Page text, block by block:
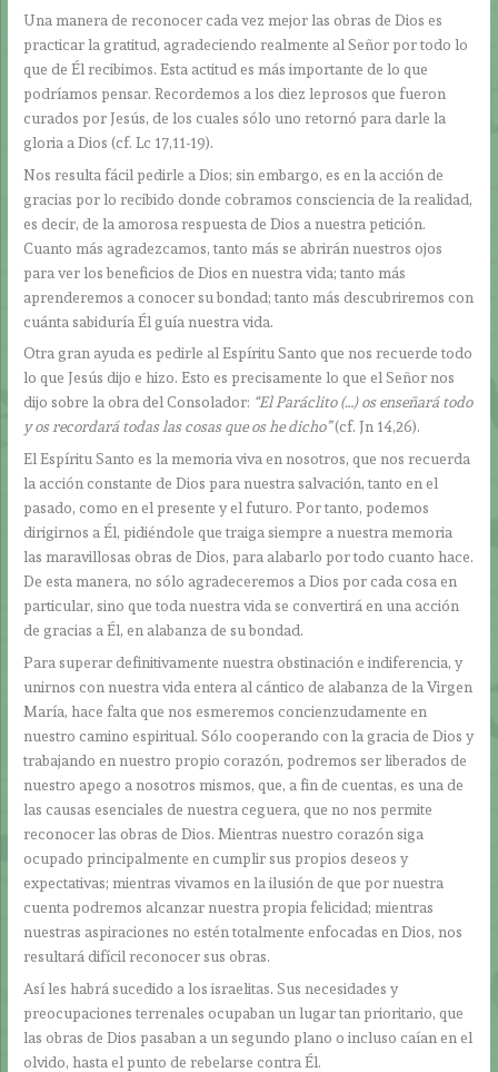
Una manera de reconocer cada vez mejor las obras de Dios es
practicar la gratitud, agradeciendo realmente al Señor por todo lo
que de Él recibimos. Esta actitud es más importante de lo que
podríamos pensar. Recordemos a los diez leprosos que fueron
curados por Jesús, de los cuales sólo uno retornó para darle la
gloria a Dios (cf. Lc 17,11-19).
Nos resulta fácil pedirle a Dios; sin embargo, es en la acción de
gracias por lo recibido donde cobramos consciencia de la realidad,
es decir, de la amorosa respuesta de Dios a nuestra petición.
Cuanto más agradezcamos, tanto más se abrirán nuestros ojos
para ver los beneficios de Dios en nuestra vida; tanto más
aprenderemos a conocer su bondad; tanto más descubriremos con
cuánta sabiduría Él guía nuestra vida.
Otra gran ayuda es pedirle al Espíritu Santo que nos recuerde todo
lo que Jesús dijo e hizo. Esto es precisamente lo que el Señor nos
dijo sobre la obra del Consolador: “El Paráclito (…) os enseñará todo
y os recordará todas las cosas que os he dicho”(cf. Jn 14,26).
El Espíritu Santo es la memoria viva en nosotros, que nos recuerda
la acción constante de Dios para nuestra salvación, tanto en el
pasado, como en el presente y el futuro. Por tanto, podemos
dirigirnos a Él, pidiéndole que traiga siempre a nuestra memoria
las maravillosas obras de Dios, para alabarlo por todo cuanto hace.
De esta manera, no sólo agradeceremos a Dios por cada cosa en
particular, sino que toda nuestra vida se convertirá en una acción
de gracias a Él, en alabanza de su bondad.
Para superar definitivamente nuestra obstinación e indiferencia, y
unirnos con nuestra vida entera al cántico de alabanza de la Virgen
María, hace falta que nos esmeremos concienzudamente en
nuestro camino espiritual. Sólo cooperando con la gracia de Dios y
trabajando en nuestro propio corazón, podremos ser liberados de
nuestro apego a nosotros mismos, que, a fin de cuentas, es una de
las causas esenciales de nuestra ceguera, que no nos permite
reconocer las obras de Dios. Mientras nuestro corazón siga
ocupado principalmente en cumplir sus propios deseos y
expectativas; mientras vivamos en la ilusión de que por nuestra
cuenta podremos alcanzar nuestra propia felicidad; mientras
nuestras aspiraciones no estén totalmente enfocadas en Dios, nos
resultará difícil reconocer sus obras.
Así les habrá sucedido a los israelitas. Sus necesidades y
preocupaciones terrenales ocupaban un lugar tan prioritario, que
las obras de Dios pasaban a un segundo plano o incluso caían en el
olvido, hasta el punto de rebelarse contra Él.